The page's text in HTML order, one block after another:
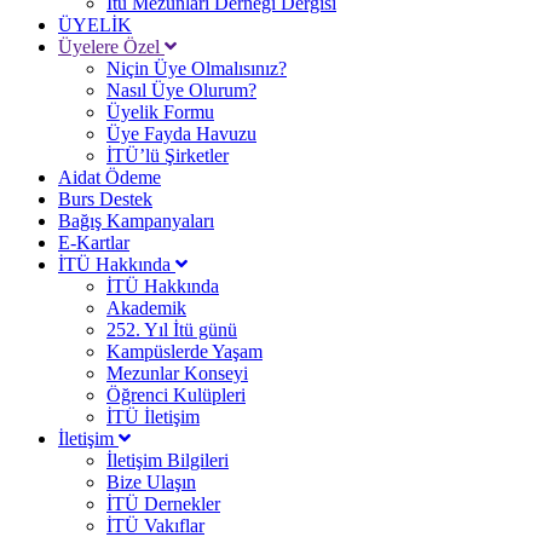
ÜYELİK
Üyelere Özel
Niçin Üye Olmalısınız?
Nasıl Üye Olurum?
Üyelik Formu
Üye Fayda Havuzu
İTÜ’lü Şirketler
Aidat Ödeme
Burs Destek
Bağış Kampanyaları
E-Kartlar
İTÜ Hakkında
İTÜ Hakkında
Akademik
252. Yıl İtü günü
Kampüslerde Yaşam
Mezunlar Konseyi
Öğrenci Kulüpleri
İTÜ İletişim
İletişim
İletişim Bilgileri
Bize Ulaşın
İTÜ Dernekler
İTÜ Vakıflar